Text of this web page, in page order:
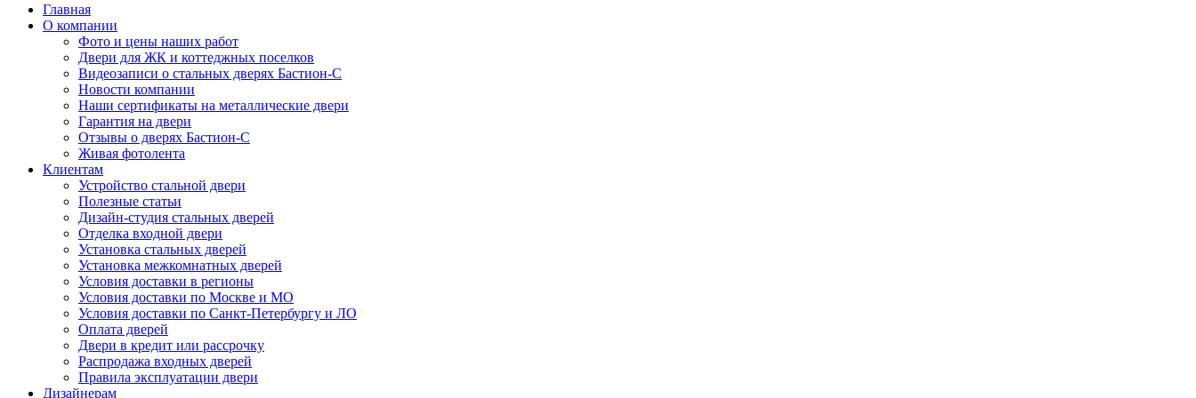
Главная
О компании
Фото и цены наших работ
Двери для ЖК и коттеджных поселков
Видеозаписи о стальных дверях Бастион-С
Новости компании
Наши сертификаты на металлические двери
Гарантия на двери
Отзывы о дверях Бастион-С
Живая фотолента
Клиентам
Устройство стальной двери
Полезные статьи
Дизайн-студия стальных дверей
Отделка входной двери
Установка стальных дверей
Установка межкомнатных дверей
Условия доставки в регионы
Условия доставки по Москве и МО
Условия доставки по Санкт-Петербургу и ЛО
Оплата дверей
Двери в кредит или рассрочку
Распродажа входных дверей
Правила эксплуатации двери
Дизайнерам